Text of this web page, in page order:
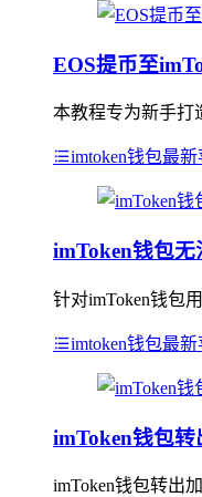
EOS提币至
本教程专为新手打
imtoken钱包最
imToken钱包
针对imToken钱包
imtoken钱包最
imToken钱包
imToken钱包转出